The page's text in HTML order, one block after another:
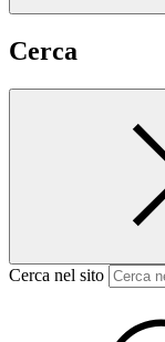
Cerca
Cerca nel sito